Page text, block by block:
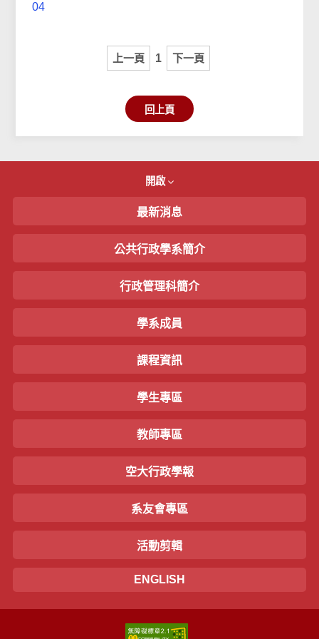
04
上一頁 1 下一頁
回上頁
開啟
最新消息
公共行政學系簡介
行政管理科簡介
學系成員
課程資訊
學生專區
教師專區
空大行政學報
系友會專區
活動剪輯
ENGLISH